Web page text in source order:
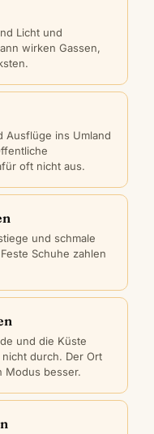
Licht und
wirken Gassen,
Ausflüge ins Umland
oft nicht aus.
und schmale
Schuhe zahlen
und die Küste
durch. Der Ort
Modus besser.